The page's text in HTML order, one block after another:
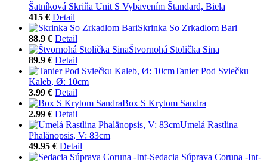
Šatníková Skriňa Unit S Vybavením Štandard, Biela
415 € Detail
Skrinka So Zrkadlom Bari
88.9 € Detail
Štvornohá Stolička Sina
89.9 € Detail
Tanier Pod Sviečku
Kaleb, Ø: 10cm
3.99 € Detail
Box S Krytom Sandra
2.99 € Detail
Umelá Rastlina
Phalänopsis, V: 83cm
49.95 € Detail
Sedacia Súprava Coruna -Int-